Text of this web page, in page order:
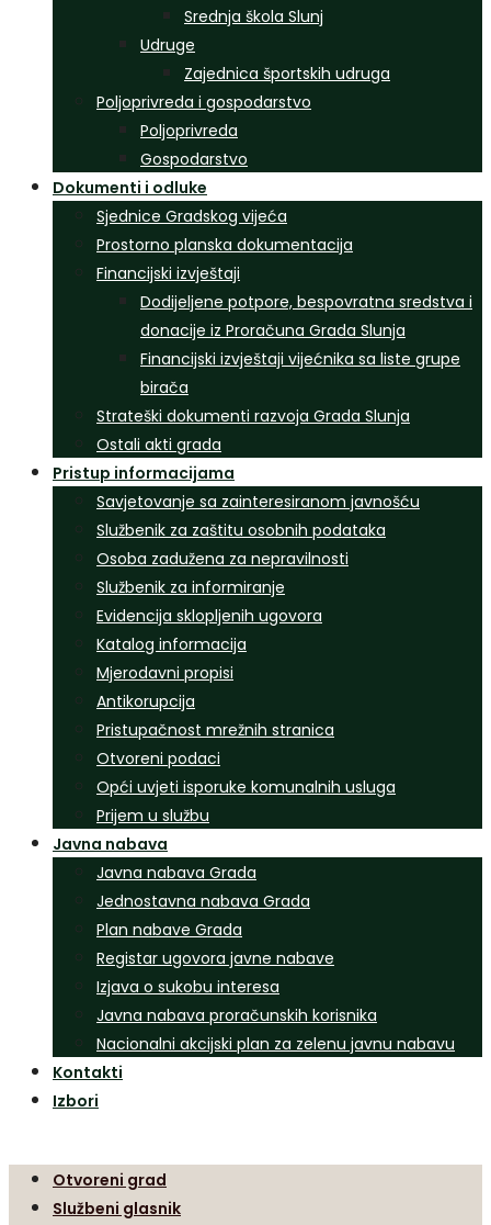
Srednja škola Slunj
Udruge
Zajednica športskih udruga
Poljoprivreda i gospodarstvo
Poljoprivreda
Gospodarstvo
Dokumenti i odluke
Sjednice Gradskog vijeća
Prostorno planska dokumentacija
Financijski izvještaji
Dodijeljene potpore, bespovratna sredstva i
donacije iz Proračuna Grada Slunja
Financijski izvještaji vijećnika sa liste grupe
birača
Strateški dokumenti razvoja Grada Slunja
Ostali akti grada
Pristup informacijama
Savjetovanje sa zainteresiranom javnošću
Službenik za zaštitu osobnih podataka
Osoba zadužena za nepravilnosti
Službenik za informiranje
Evidencija sklopljenih ugovora
Katalog informacija
Mjerodavni propisi
Antikorupcija
Pristupačnost mrežnih stranica
Otvoreni podaci
Opći uvjeti isporuke komunalnih usluga
Prijem u službu
Javna nabava
Javna nabava Grada
Jednostavna nabava Grada
Plan nabave Grada
Registar ugovora javne nabave
Izjava o sukobu interesa
Javna nabava proračunskih korisnika
Nacionalni akcijski plan za zelenu javnu nabavu
Kontakti
Izbori
Otvoreni grad
Službeni glasnik